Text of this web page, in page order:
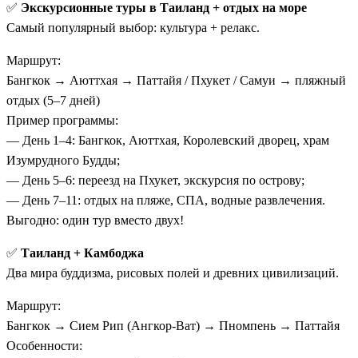
✅ Экскурсионные туры в Таиланд + отдых на море
Самый популярный выбор: культура + релакс.
Маршрут:
Бангкок → Аюттхая → Паттайя / Пхукет / Самуи → пляжный
отдых (5–7 дней)
Пример программы:
— День 1–4: Бангкок, Аюттхая, Королевский дворец, храм
Изумрудного Будды;
— День 5–6: переезд на Пхукет, экскурсия по острову;
— День 7–11: отдых на пляже, СПА, водные развлечения.
Выгодно: один тур вместо двух!
✅ Таиланд + Камбоджа
Два мира буддизма, рисовых полей и древних цивилизаций.
Маршрут:
Бангкок → Сием Рип (Ангкор-Ват) → Пномпень → Паттайя
Особенности: